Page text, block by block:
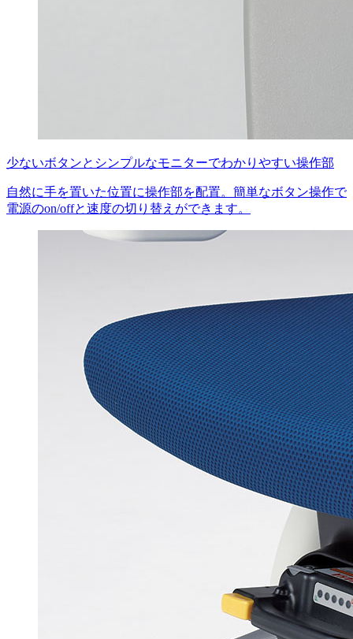
少ないボタンとシンプルなモニターでわかりやすい操作部
自然に手を置いた位置に操作部を配置。簡単なボタン操作で
電源のon/offと速度の切り替えができます。